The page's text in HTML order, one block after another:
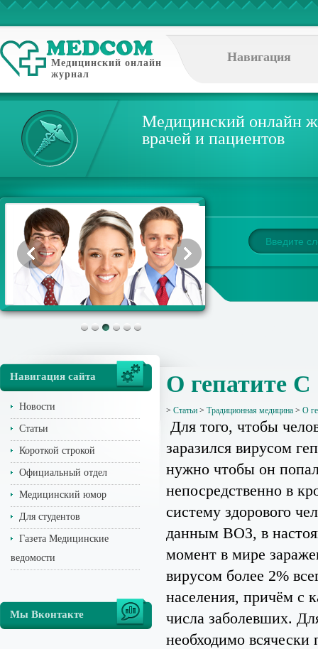
Медицинский онлайн
журнал
Навигация
Медицинский онлайн
врачей и пациентов
Навигация сайта
Новости
Статьи
Короткой строкой
Официальный отдел
Медицинский юмор
Для студентов
Газета Медицинские
ведомости
Мы Вконтакте
О гепатите С
> Статьи > Традиционная медицина > О
Для того, чтобы
заразился вирусом
нужно чтобы он
непосредственно в
систему здорового
данным ВОЗ, в
момент в мире
вирусом более 2%
населения, причём с
числа заболевших.
необходимо